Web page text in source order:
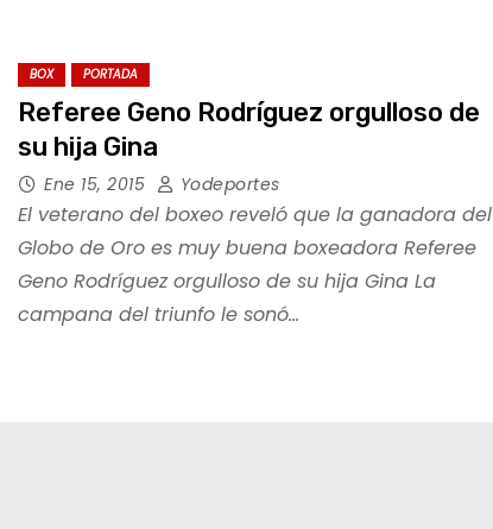
BOX PORTADA
Referee Geno Rodríguez orgulloso de
su hija Gina
Ene 15, 2015 Yodeportes
El veterano del boxeo reveló que la ganadora del
Globo de Oro es muy buena boxeadora Referee
Geno Rodríguez orgulloso de su hija Gina La
campana del triunfo le sonó…